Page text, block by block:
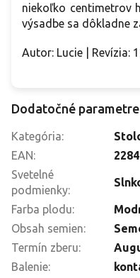
niekoľko centimetrov
výsadbe sa dôkladne
Autor: Lucie | Revízia:
Dodatočné parametre
Kategória:
EAN:
Svetelné
podmienky:
Farba plodu:
Obsah semien:
Termín zberu:
Balenie: